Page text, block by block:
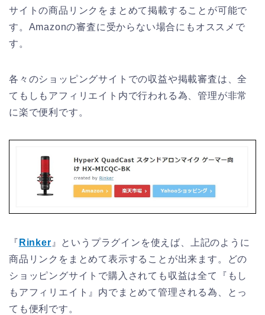
サイトの商品リンクをまとめて掲載することが可能で
す。Amazonの審査に受からない場合にもオススメで
す。
各々のショッピングサイトでの収益や掲載審査は、全
てもしもアフィリエイト内で行われる為、管理が非常
に楽で便利です。
『 Rinker』というプラグインを使えば、上記のように
商品リンクをまとめて表示することが出来ます。どの
ショッピングサイトで購入されても収益は全て『もし
もアフィリエイト』内でまとめて管理される為、とっ
ても便利です。